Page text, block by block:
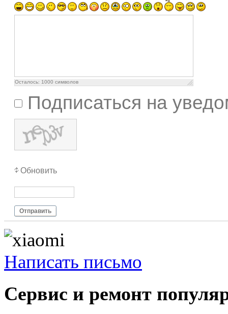
Осталось: 1000 символов
Подписаться на
Обновить
Отправить
Написать письмо
Сервис и ремонт